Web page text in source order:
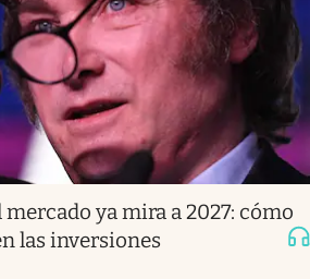
mercado ya mira a 2027: cómo
las inversiones